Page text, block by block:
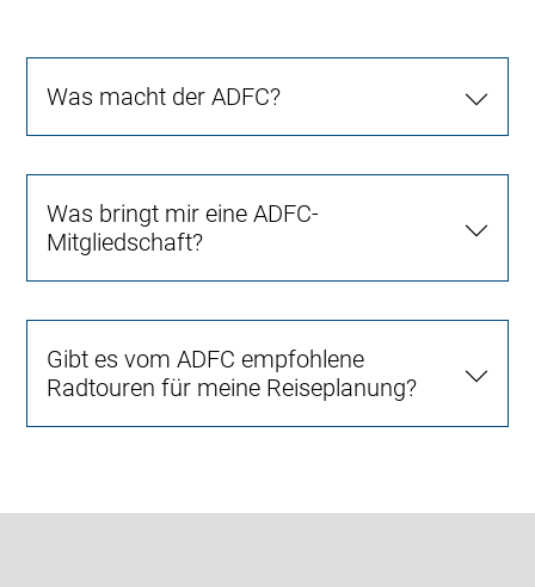
Was macht der ADFC?
Was bringt mir eine ADFC-
Mitgliedschaft?
Gibt es vom ADFC empfohlene
Radtouren für meine Reiseplanung?